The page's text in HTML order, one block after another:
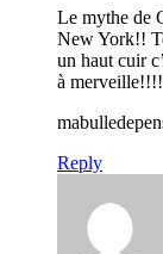
Le mythe de
New York!!
un haut cuir
à
Reply